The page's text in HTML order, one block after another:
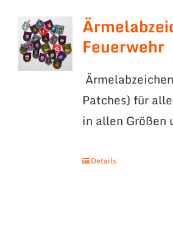
Feuerwehr
Patches) für
in allen Größen
Details